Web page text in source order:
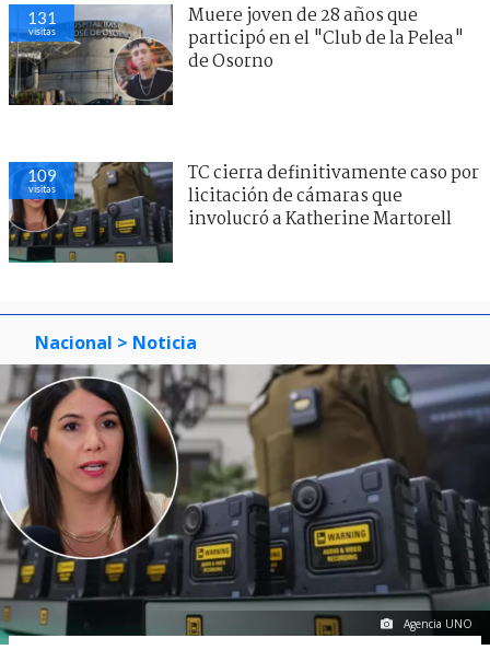
131
visitas
Muere joven de 28 años que
participó en el "Club de la Pelea"
de Osorno
109
visitas
TC cierra definitivamente caso por
licitación de cámaras que
involucró a Katherine Martorell
Nacional > Noticia
Agencia UNO